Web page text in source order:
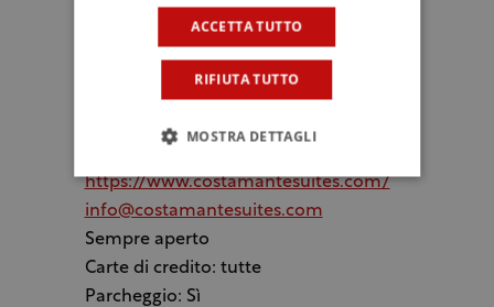
saranno aperte 365 giorni l’anno.
Via Costamante, 26, Castellammare
del Golfo (TP)
https://www.costamantesuites.com/
info@costamantesuites.com
Sempre aperto
Carte di credito: tutte
Parcheggio: Sì
ACCETTA TUTTO
RIFIUTA TUTTO
MOSTRA DETTAGLI